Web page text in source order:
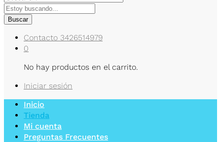
Buscar
Contacto 3426514979
0
No hay productos en el carrito.
Iniciar sesión
Inicio
Tienda
Mi cuenta
Preguntas Frecuentes